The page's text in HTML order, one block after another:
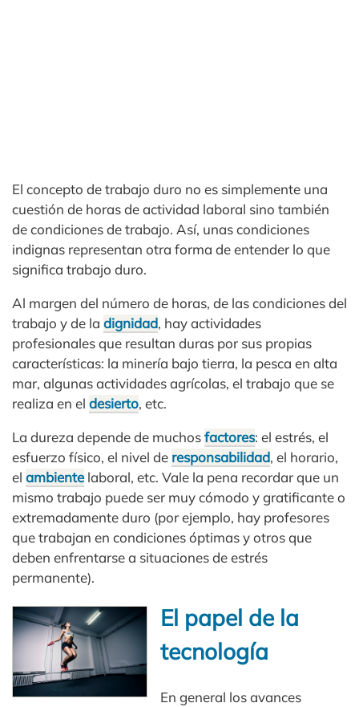
El concepto de trabajo duro no es simplemente una
cuestión de horas de actividad laboral sino también
de condiciones de trabajo. Así, unas condiciones
indignas representan otra forma de entender lo que
significa trabajo duro.
Al margen del número de horas, de las condiciones del
trabajo y de la dignidad, hay actividades
profesionales que resultan duras por sus propias
características: la minería bajo tierra, la pesca en alta
mar, algunas actividades agrícolas, el trabajo que se
realiza en el desierto, etc.
La dureza depende de muchosfactores: el estrés, el
esfuerzo físico, el nivel de responsabilidad, el horario,
el ambientelaboral, etc. Vale la pena recordar que un
mismo trabajo puede ser muy cómodo y gratificante o
extremadamente duro (por ejemplo, hay profesores
que trabajan en condiciones óptimas y otros que
deben enfrentarse a situaciones de estrés
permanente).
El papel de la
tecnología
En general los avances